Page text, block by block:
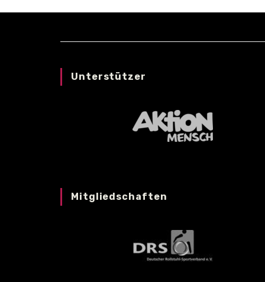
Unterstützer
Mitgliedschaften